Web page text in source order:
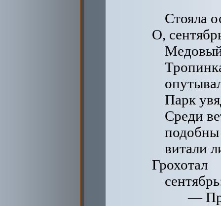
Стояла
О,
Парк
Среди
подобны
витали
Грохотал
—